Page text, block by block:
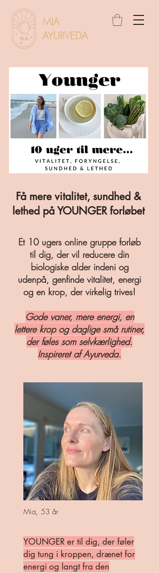
MIA
AYURVEDA
Få mere vitalitet, sundhed &
lethed på YOUNGER forløbet
Et 10 ugers online gruppe forløb
til dig, der vil reducere din
biologiske alder indeni og
udenpå, genfinde vitalitet, energi
og en krop, der virkelig trives!
Gode vaner, mere energi, en
lettere krop og daglige små rutiner,
der føles som selvkærlighed.
Inspireret af Ayurveda.
Mia, 53 år
YOUNGER er til dig, der føler
dig tung i kroppen, drænet for
energi og langt fra den